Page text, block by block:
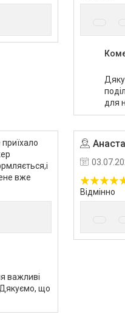
для
приїхало
вже
важливі
Дякуємо, що
Відмінно